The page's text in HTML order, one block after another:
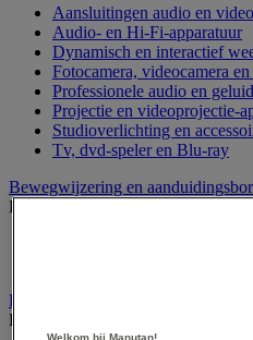
Aansluitingen audio en video
Audio- en Hi-Fi-apparatuur
Dynamisch en interactief
Fotocamera, videocamera
Professionele audio en
Projectie en videoprojectie-
Studioverlichting en
Tv, dvd-speler en Blu-ray
Bewegwijzering en
Bekijk de hele productgroep
Folderrek en -houder
Bekijk de hele productgroep
Welkom bij Manutan!